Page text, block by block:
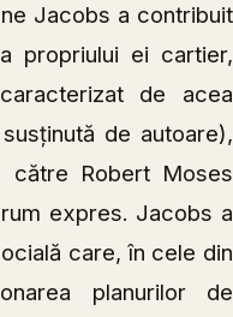
Jacobs a contribuit
propriului ei cartier,
de acea
de autoare),
Robert Moses
expres. Jacobs a
care, în cele din
planurilor de